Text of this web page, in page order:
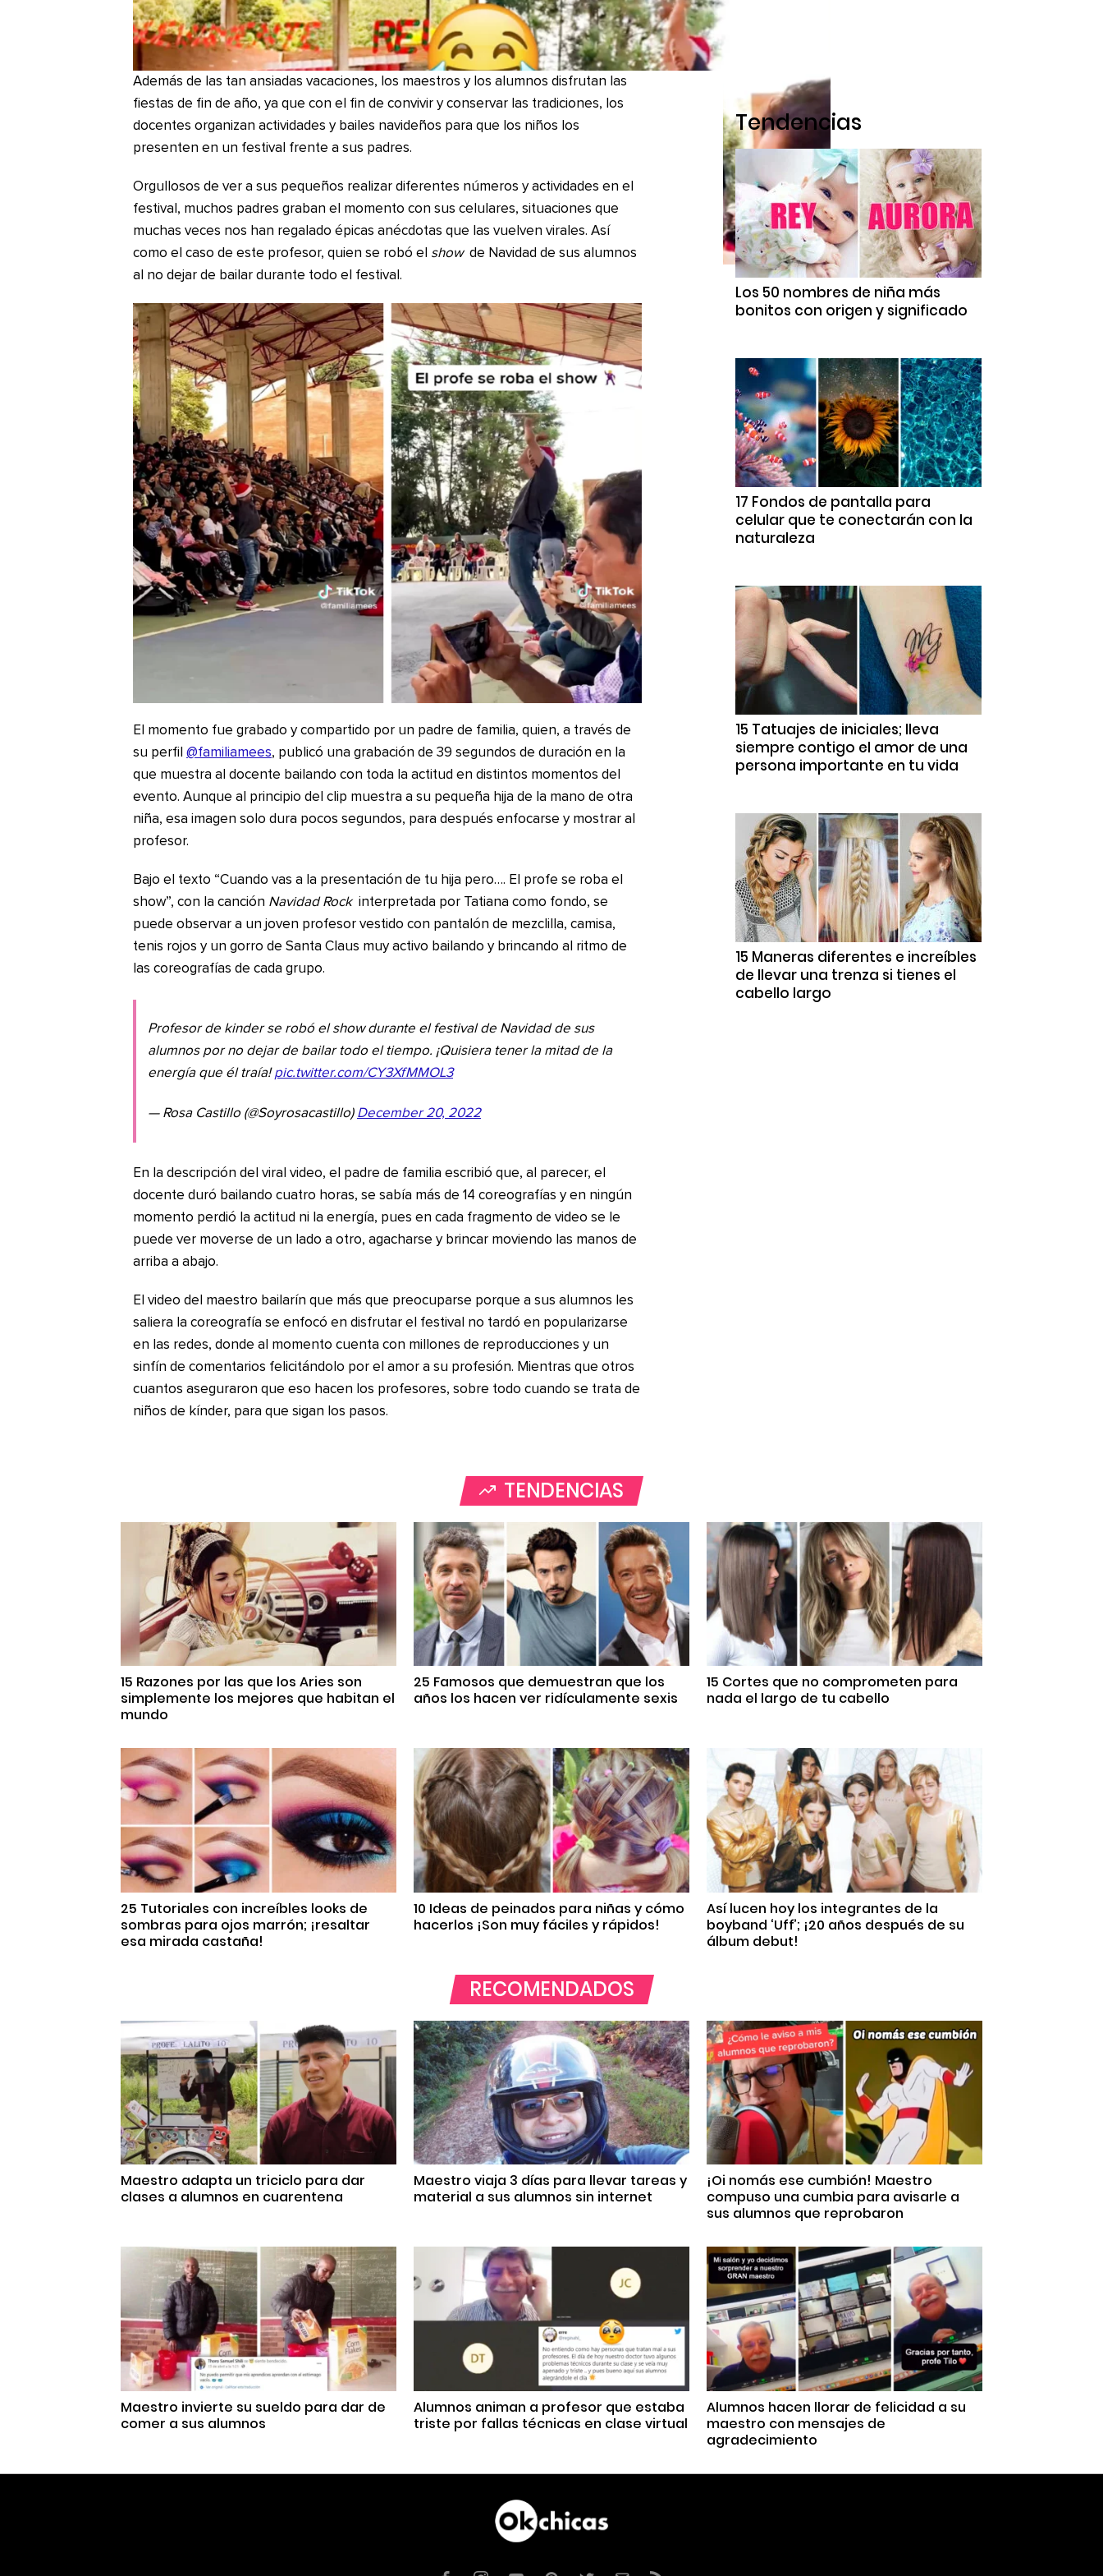
Además de las tan ansiadas vacaciones, los maestros y los alumnos disfrutan las
fiestas de fin de año, ya que con el fin de convivir y conservar las tradiciones, los
docentes organizan actividades y bailes navideños para que los niños los
presenten en un festival frente a sus padres.
Orgullosos de ver a sus pequeños realizar diferentes números y actividades en el
festival, muchos padres graban el momento con sus celulares, situaciones que
muchas veces nos han regalado épicas anécdotas que las vuelven virales. Así
como el caso de este profesor, quien se robó el show de Navidad de sus alumnos
al no dejar de bailar durante todo el festival.
El momento fue grabado y compartido por un padre de familia, quien, a través de
su perfil @familiamees, publicó una grabación de 39 segundos de duración en la
que muestra al docente bailando con toda la actitud en distintos momentos del
evento. Aunque al principio del clip muestra a su pequeña hija de la mano de otra
niña, esa imagen solo dura pocos segundos, para después enfocarse y mostrar al
profesor.
Bajo el texto “Cuando vas a la presentación de tu hija pero…. El profe se roba el
show”, con la canción Navidad Rock interpretada por Tatiana como fondo, se
puede observar a un joven profesor vestido con pantalón de mezclilla, camisa,
tenis rojos y un gorro de Santa Claus muy activo bailando y brincando al ritmo de
las coreografías de cada grupo.
Profesor de kinder se robó el show durante el festival de Navidad de sus
alumnos por no dejar de bailar todo el tiempo. ¡Quisiera tener la mitad de la
energía que él traía!pic.twitter.com/CY3XfMMOL3
— Rosa Castillo (@Soyrosacastillo) December 20, 2022
En la descripción del viral video, el padre de familia escribió que, al parecer, el
docente duró bailando cuatro horas, se sabía más de 14 coreografías y en ningún
momento perdió la actitud ni la energía, pues en cada fragmento de video se le
puede ver moverse de un lado a otro, agacharse y brincar moviendo las manos de
arriba a abajo.
El video del maestro bailarín que más que preocuparse porque a sus alumnos les
saliera la coreografía se enfocó en disfrutar el festival no tardó en popularizarse
en las redes, donde al momento cuenta con millones de reproducciones y un
sinfín de comentarios felicitándolo por el amor a su profesión. Mientras que otros
cuantos aseguraron que eso hacen los profesores, sobre todo cuando se trata de
niños de kínder, para que sigan los pasos.
Tendencias
Los 50 nombres de niña más
bonitos con origen y significado
17 Fondos de pantalla para
celular que te conectarán con la
naturaleza
15 Tatuajes de iniciales; lleva
siempre contigo el amor de una
persona importante en tu vida
15 Maneras diferentes e increíbles
de llevar una trenza si tienes el
cabello largo
TENDENCIAS
15 Razones por las que los Aries son
simplemente los mejores que habitan el
mundo
25 Famosos que demuestran que los
años los hacen ver ridículamente sexis
15 Cortes que no comprometen para
nada el largo de tu cabello
25 Tutoriales con increíbles looks de
sombras para ojos marrón; ¡resaltar
esa mirada castaña!
10 Ideas de peinados para niñas y cómo
hacerlos ¡Son muy fáciles y rápidos!
Así lucen hoy los integrantes de la
boyband ‘Uff’; ¡20 años después de su
álbum debut!
RECOMENDADOS
Maestro adapta un triciclo para dar
clases a alumnos en cuarentena
Maestro viaja 3 días para llevar tareas y
material a sus alumnos sin internet
¡Oi nomás ese cumbión! Maestro
compuso una cumbia para avisarle a
sus alumnos que reprobaron
Maestro invierte su sueldo para dar de
comer a sus alumnos
Alumnos animan a profesor que estaba
triste por fallas técnicas en clase virtual
Alumnos hacen llorar de felicidad a su
maestro con mensajes de
agradecimiento